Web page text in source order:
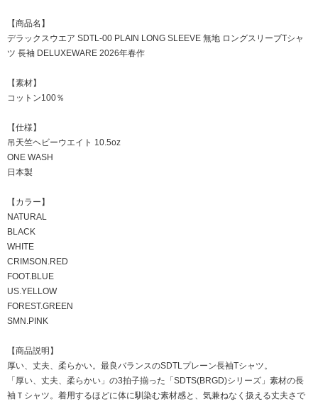
【商品名】
デラックスウエア SDTL-00 PLAIN LONG SLEEVE 無地 ロングスリーブTシャ
ツ 長袖 DELUXEWARE 2026年春作
【素材】
コットン100％
【仕様】
吊天竺ヘビーウエイト 10.5oz
ONE WASH
日本製
【カラー】
NATURAL
BLACK
WHITE
CRIMSON.RED
FOOT.BLUE
US.YELLOW
FOREST.GREEN
SMN.PINK
【商品説明】
厚い、丈夫、柔らかい。最良バランスのSDTLプレーン長袖Tシャツ。
「厚い、丈夫、柔らかい」の3拍子揃った「SDTS(BRGD)シリーズ」素材の長
袖Ｔシャツ。着用するほどに体に馴染む素材感と、気兼ねなく扱える丈夫さで